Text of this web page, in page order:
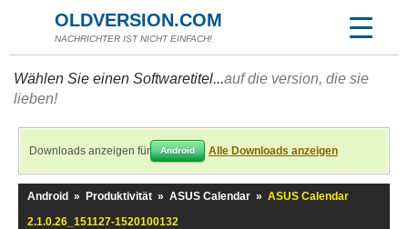
OLDVERSION.COM
NACHRICHTER IST NICHT EINFACH!
Wählen Sie einen Softwaretitel...auf die version, die sie
lieben!
Downloads anzeigen für Android Alle Downloads anzeigen
Android » Produktivität » ASUS Calendar » ASUS Calendar
2.1.0.26_151127-1520100132